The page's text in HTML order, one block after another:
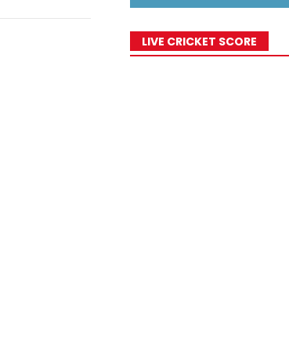
LIVE CRICKET SCORE